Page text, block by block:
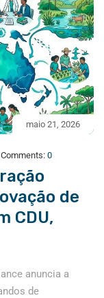
maio 21, 2026
Comments: 0
de
CDU,
anuncia a
de